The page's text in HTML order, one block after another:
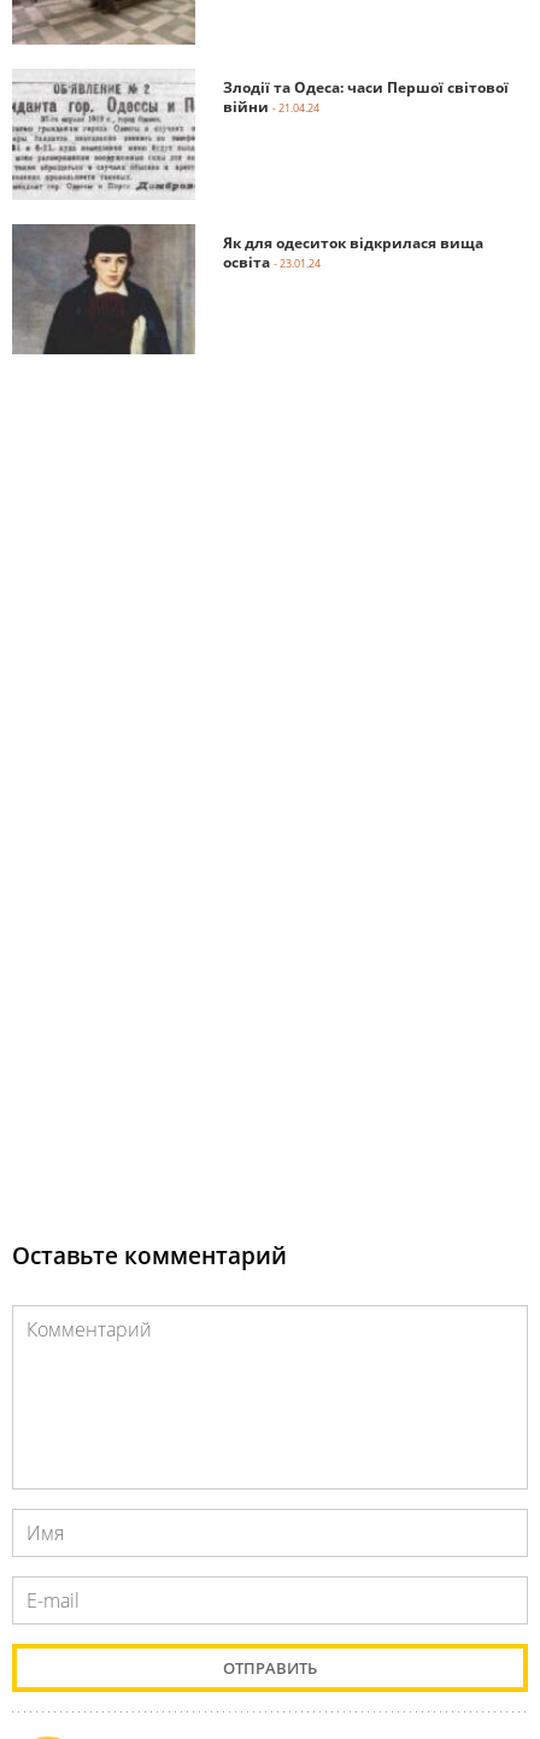
Злодії та Одеса: часи Першої світової
війни - 21.04.24
Як для одеситок відкрилася вища
освіта - 23.01.24
Оставьте комментарий